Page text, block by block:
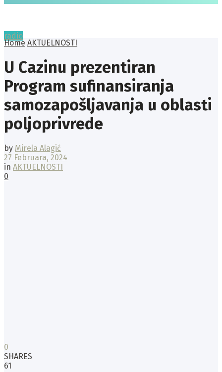
radio
Home AKTUELNOSTI
U Cazinu prezentiran
Program sufinansiranja
samozapošljavanja u oblasti
poljoprivrede
by Mirela Alagić
27 Februara, 2024
in AKTUELNOSTI
0
0
SHARES
61